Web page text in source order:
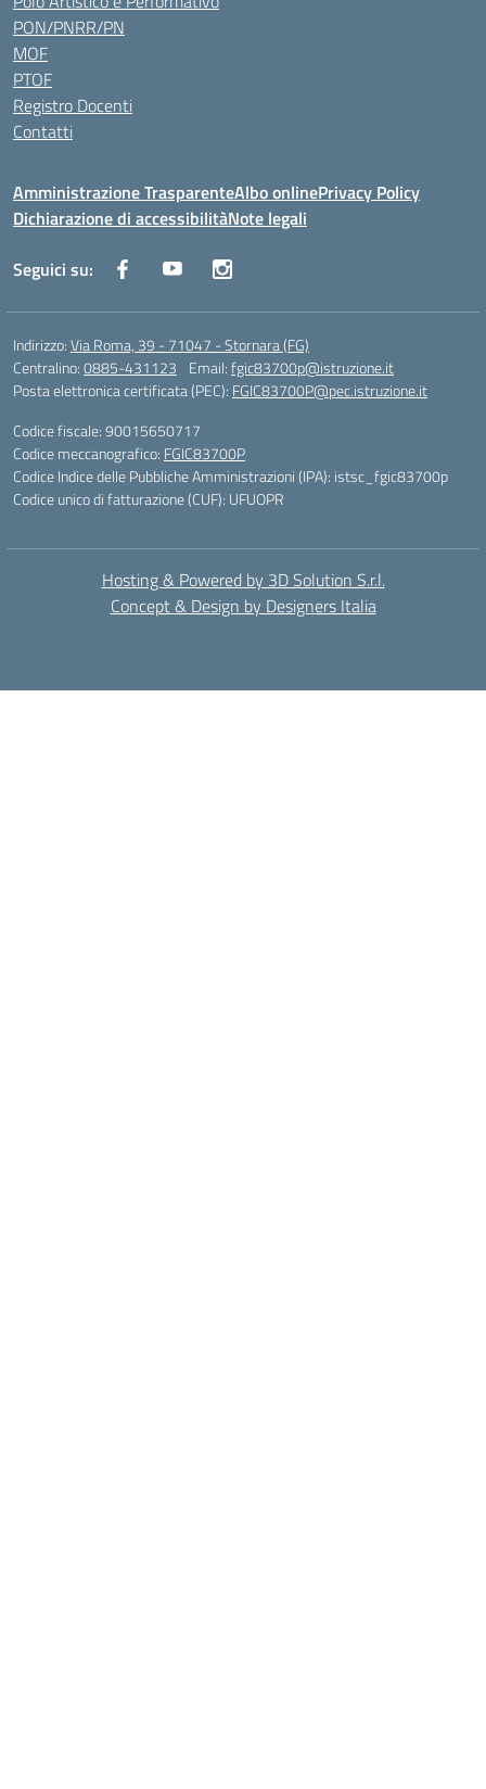
PON/PNRR/PN
MOF
PTOF
Registro Docenti
Contatti
Amministrazione TrasparenteAlbo onlinePrivacy Policy
Dichiarazione di accessibilitàNote legali
Seguici su:
Indirizzo:Via Roma, 39 - 71047 - Stornara (FG)
Centralino:0885-431123 Email:fgic83700p@istruzione.it
Posta elettronica certificata (PEC): FGIC83700P@pec.istruzione.it
Codice fiscale: 90015650717
Codice meccanografico: FGIC83700P
Codice Indice delle Pubbliche Amministrazioni (IPA): istsc_fgic83700p
Codice unico di fatturazione (CUF): UFUOPR
Hosting & Powered by 3D Solution S.r.l.
Concept & Design by Designers Italia